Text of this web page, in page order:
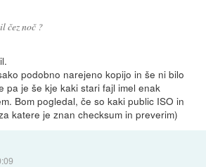
čez noč ?
podobno narejeno kopijo in še ni bilo
pa je še kje kaki stari fajl imel enak
Bom pogledal, če so kaki public ISO in
katere je znan checksum in preverim)